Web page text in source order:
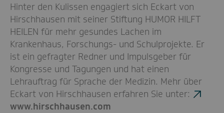
Hinter den Kulissen engagiert sich Eckart von
Hirschhausen mit seiner Stiftung HUMOR HILFT
HEILEN für mehr gesundes Lachen im
Krankenhaus, Forschungs- und Schulprojekte. Er
ist ein gefragter Redner und Impulsgeber für
Kongresse und Tagungen und hat einen
Lehrauftrag für Sprache der Medizin. Mehr über
Eckart von Hirschhausen erfahren Sie unter:
www.hirschhausen.com